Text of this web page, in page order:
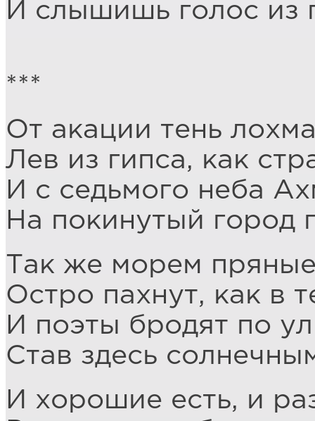
И слышишь голос из
***
От акации тень
Лев из гипса, как
И с седьмого неба
На покинутый город
Так же морем
Остро пахнут, как в
И поэты бродят по
Став здесь
И хорошие есть, и